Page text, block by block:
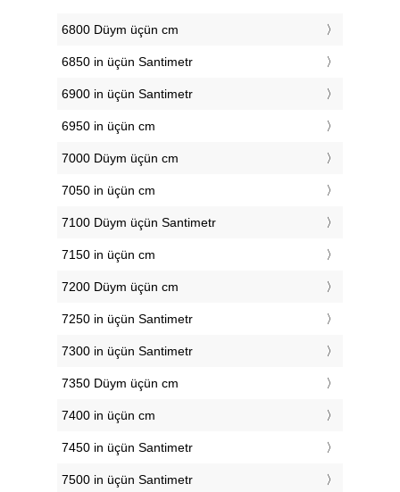
6800 Düym üçün cm
6850 in üçün Santimetr
6900 in üçün Santimetr
6950 in üçün cm
7000 Düym üçün cm
7050 in üçün cm
7100 Düym üçün Santimetr
7150 in üçün cm
7200 Düym üçün cm
7250 in üçün Santimetr
7300 in üçün Santimetr
7350 Düym üçün cm
7400 in üçün cm
7450 in üçün Santimetr
7500 in üçün Santimetr